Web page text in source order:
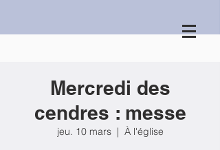
Mercredi des
cendres : messe
jeu. 10 mars
  |
À l'église